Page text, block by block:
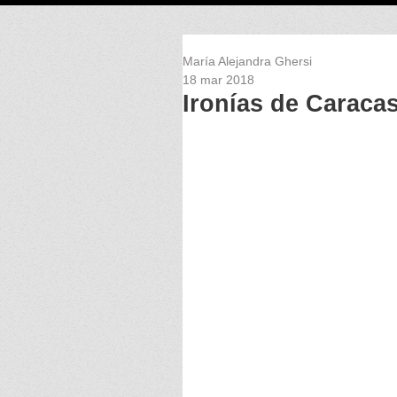
Ironías de
María Alejandra Ghersi
18 mar 2018